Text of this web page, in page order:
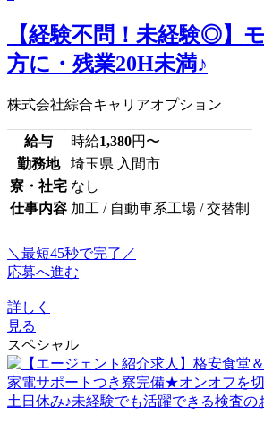
【経験不問！未経験◎】
方に・残業20H未満♪
株式会社綜合キャリアオプション
給与 時給1,380円〜
勤務地
埼玉県 入間市
寮・社宅 なし
仕事内容 加工 / 自動車系工場 / 交替制
＼最短45秒で完了／
応募へ進む
詳しく
見る
スペシャル